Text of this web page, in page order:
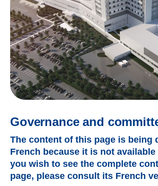
Careers
FAQ
Press
room
Governance and
The content of this page is being
French because it is not
you wish to see the complete
page, please consult its French